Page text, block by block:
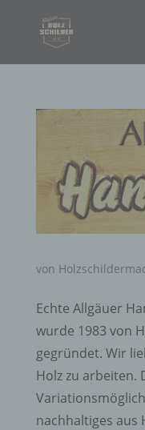
von
Echte Allgäuer
wurde 1983 von
gegründet. Wir
Holz zu arbeiten.
nachhaltiges aus